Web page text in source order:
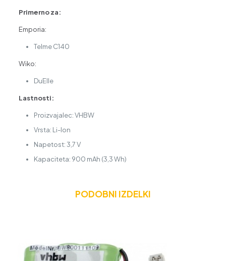
Primerno za:
Emporia:
Telme C140
Wiko:
DuElle
Lastnosti:
Proizvajalec: VHBW
Vrsta: Li-Ion
Napetost: 3,7 V
Kapaciteta: 900 mAh (3,3 Wh)
PODOBNI IZDELKI